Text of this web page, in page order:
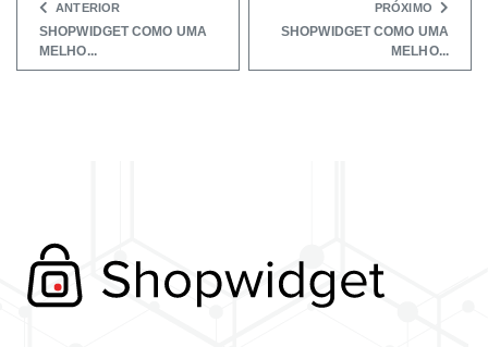
ANTERIOR
SHOPWIDGET COMO UMA
MELHO...
PRÓXIMO
SHOPWIDGET COMO UMA
MELHO...